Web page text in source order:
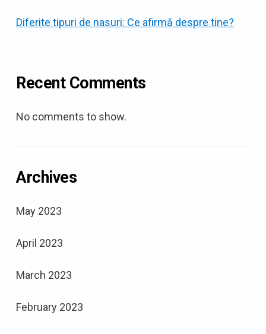
Diferite tipuri de nasuri: Ce afirmă despre tine?
Recent Comments
No comments to show.
Archives
May 2023
April 2023
March 2023
February 2023